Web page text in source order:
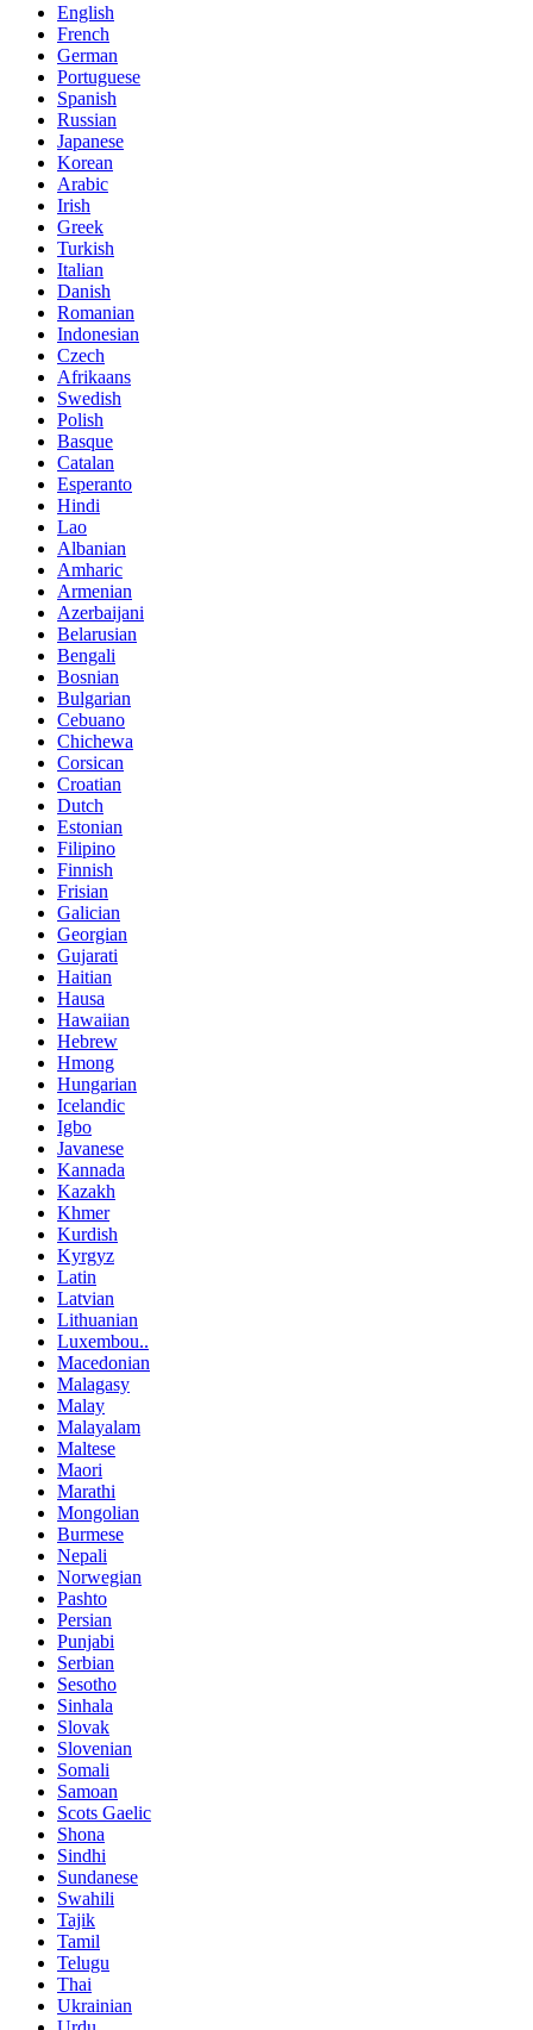
English
French
German
Portuguese
Spanish
Russian
Japanese
Korean
Arabic
Irish
Greek
Turkish
Italian
Danish
Romanian
Indonesian
Czech
Afrikaans
Swedish
Polish
Basque
Catalan
Esperanto
Hindi
Lao
Albanian
Amharic
Armenian
Azerbaijani
Belarusian
Bengali
Bosnian
Bulgarian
Cebuano
Chichewa
Corsican
Croatian
Dutch
Estonian
Filipino
Finnish
Frisian
Galician
Georgian
Gujarati
Haitian
Hausa
Hawaiian
Hebrew
Hmong
Hungarian
Icelandic
Igbo
Javanese
Kannada
Kazakh
Khmer
Kurdish
Kyrgyz
Latin
Latvian
Lithuanian
Luxembou..
Macedonian
Malagasy
Malay
Malayalam
Maltese
Maori
Marathi
Mongolian
Burmese
Nepali
Norwegian
Pashto
Persian
Punjabi
Serbian
Sesotho
Sinhala
Slovak
Slovenian
Somali
Samoan
Scots Gaelic
Shona
Sindhi
Sundanese
Swahili
Tajik
Tamil
Telugu
Thai
Ukrainian